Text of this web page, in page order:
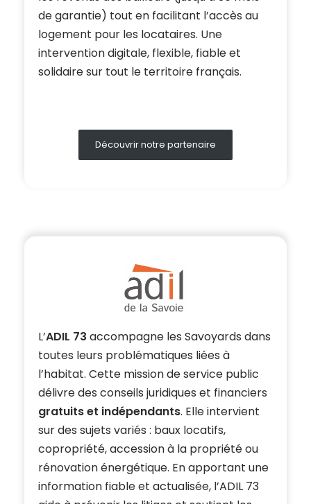
de garantie) tout en facilitant l’accès au
logement pour les locataires. Une
intervention digitale, flexible, fiable et
solidaire sur tout le territoire français.
Découvrir notre partenaire
L’ADIL 73 accompagne les Savoyards dans
toutes leurs problématiques liées à
l’habitat. Cette mission de service public
délivre des conseils juridiques et financiers
gratuits et indépendants. Elle intervient
sur des sujets variés : baux locatifs,
copropriété, accession à la propriété ou
rénovation énergétique. En apportant une
information fiable et actualisée, l’ADIL 73